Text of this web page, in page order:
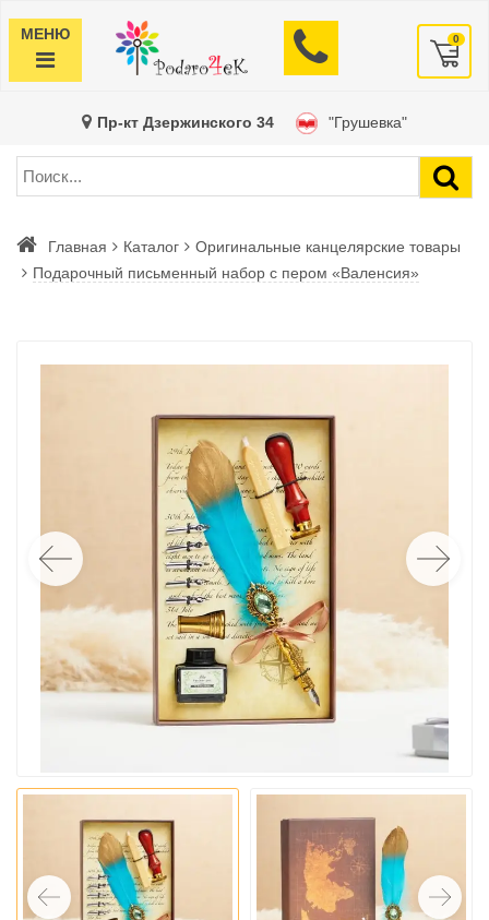
МЕНЮ 0
Пр-кт Дзержинского 34 "Грушевка"
Главная Каталог
Оригинальные канцелярские товары
Подарочный письменный набор с пером «Валенсия»